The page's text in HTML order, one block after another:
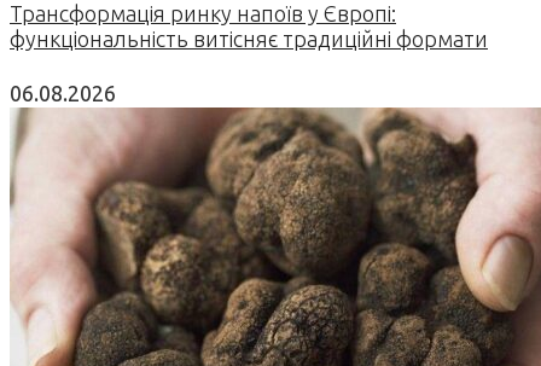
Трансформація ринку напоїв у Європі:
функціональність витісняє традиційні формати
06.08.2026